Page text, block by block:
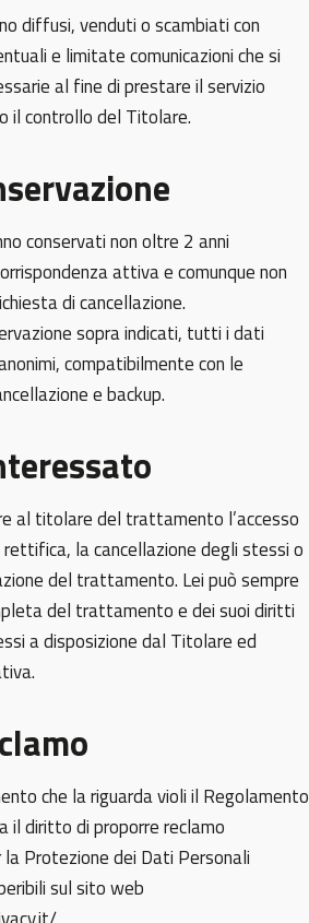
diffusi, venduti o scambiati con
e limitate comunicazioni che si
al fine di prestare il servizio
il controllo del Titolare.
conservati non oltre 2 anni
attiva e comunque non
di cancellazione.
sopra indicati, tutti i dati
compatibilmente con le
e backup.
al titolare del trattamento l’accesso
la cancellazione degli stessi o
del trattamento. Lei può sempre
del trattamento e dei suoi diritti
a disposizione dal Titolare ed
che la riguarda violi il Regolamento
il diritto di proporre reclamo
Protezione dei Dati Personali
sul sito web